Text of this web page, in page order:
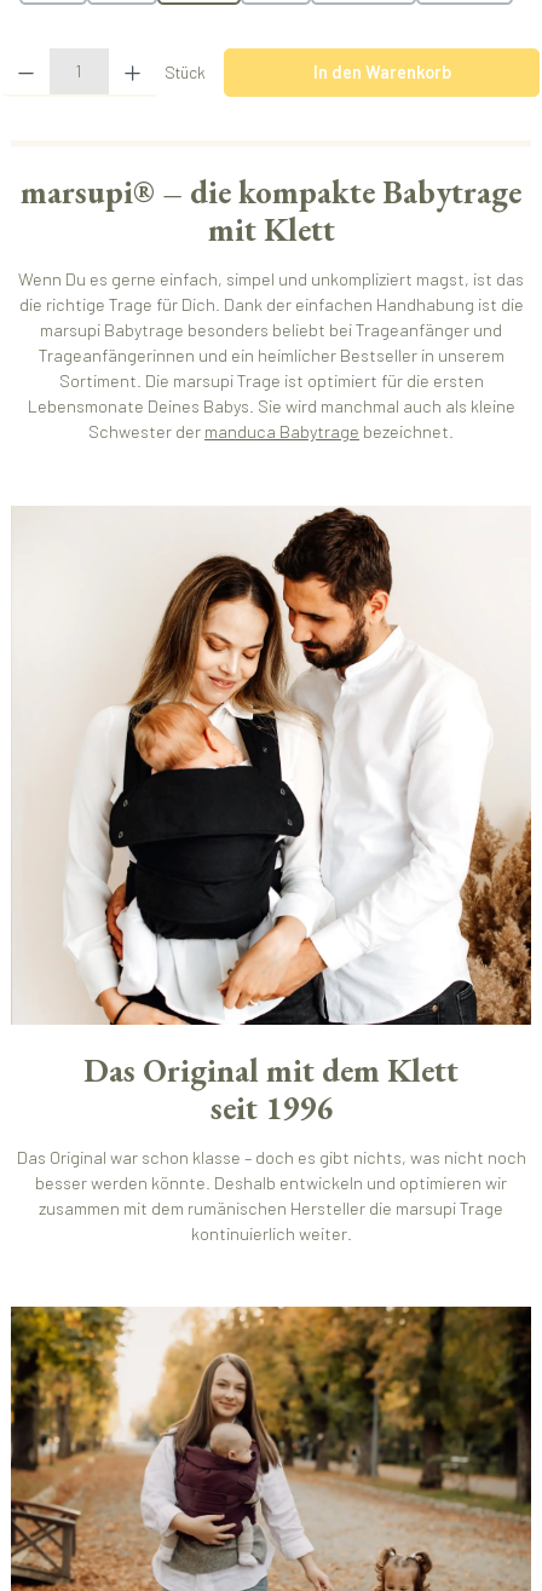
Produkt Anzahl: Gib den gewünschten Wert ein oder benutze die
Stück In den Warenkorb
marsupi® – die kompakte Babytrage
mit Klett
Wenn Du es gerne einfach, simpel und unkompliziert magst, ist das
die richtige Trage für Dich. Dank der einfachen Handhabung ist die
marsupi Babytrage besonders beliebt bei Trageanfänger und
Trageanfängerinnen und ein heimlicher Bestseller in unserem
Sortiment. Die marsupi Trage ist optimiert für die ersten
Lebensmonate Deines Babys. Sie wird manchmal auch als kleine
Schwester der manduca Babytrage bezeichnet.
Das Original mit dem Klett
seit 1996
Das Original war schon klasse – doch es gibt nichts, was nicht noch
besser werden könnte. Deshalb entwickeln und optimieren wir
zusammen mit dem rumänischen Hersteller die marsupi Trage
kontinuierlich weiter.